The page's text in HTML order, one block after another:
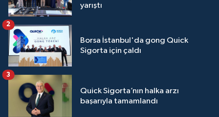
yarıştı
Borsa İstanbul'da gong Quick
Sigorta için çaldı
2
Quick Sigorta’nın halka arzı
başarıyla tamamlandı
3